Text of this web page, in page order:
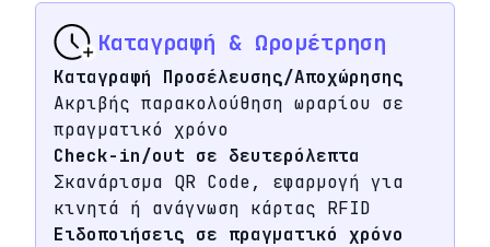
Καταγραφή & Ωρομέτρηση
Καταγραφή Προσέλευσης/Αποχώρησης
Ακριβής παρακολούθηση ωραρίου σε
πραγματικό χρόνο
Check-in/out σε δευτερόλεπτα
Σκανάρισμα QR Code, εφαρμογή για
κινητά ή ανάγνωση κάρτας RFID
Ειδοποιήσεις σε πραγματικό χρόνο